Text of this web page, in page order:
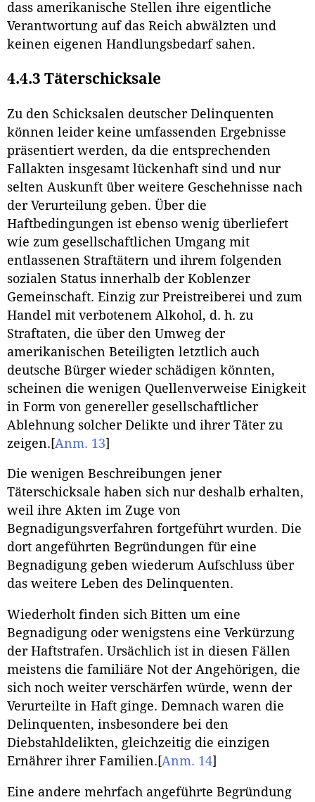
dass amerikanische Stellen ihre eigentliche
Verantwortung auf das Reich abwälzten und
keinen eigenen Handlungsbedarf sahen.
4.4.3 Täterschicksale
Zu den Schicksalen deutscher Delinquenten
können leider keine umfassenden Ergebnisse
präsentiert werden, da die entsprechenden
Fallakten insgesamt lückenhaft sind und nur
selten Auskunft über weitere Geschehnisse nach
der Verurteilung geben. Über die
Haftbedingungen ist ebenso wenig überliefert
wie zum gesellschaftlichen Umgang mit
entlassenen Straftätern und ihrem folgenden
sozialen Status innerhalb der Koblenzer
Gemeinschaft. Einzig zur Preistreiberei und zum
Handel mit verbotenem Alkohol, d. h. zu
Straftaten, die über den Umweg der
amerikanischen Beteiligten letztlich auch
deutsche Bürger wieder schädigen könnten,
scheinen die wenigen Quellenverweise Einigkeit
in Form von genereller gesellschaftlicher
Ablehnung solcher Delikte und ihrer Täter zu
zeigen. [Anm. 13]
Die wenigen Beschreibungen jener
Täterschicksale haben sich nur deshalb erhalten,
weil ihre Akten im Zuge von
Begnadigungsverfahren fortgeführt wurden. Die
dort angeführten Begründungen für eine
Begnadigung geben wiederum Aufschluss über
das weitere Leben des Delinquenten.
Wiederholt finden sich Bitten um eine
Begnadigung oder wenigstens eine Verkürzung
der Haftstrafen. Ursächlich ist in diesen Fällen
meistens die familiäre Not der Angehörigen, die
sich noch weiter verschärfen würde, wenn der
Verurteilte in Haft ginge. Demnach waren die
Delinquenten, insbesondere bei den
Diebstahldelikten, gleichzeitig die einzigen
Ernährer ihrer Familien. [Anm. 14]
Eine andere mehrfach angeführte Begründung